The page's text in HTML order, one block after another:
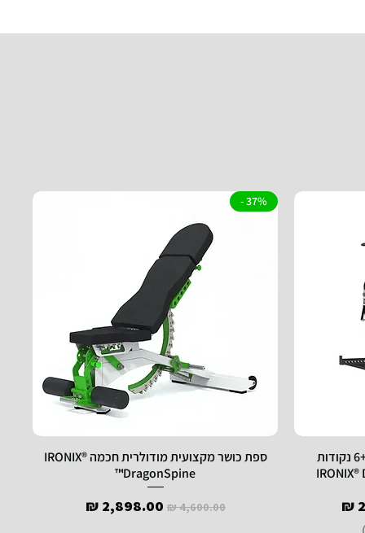
3D מולטי טריינר קומבו מקצועי+6 נקודות
37% -
ספת כושר מקצועית מודולרית חכמה IRONIX®
DragonSpine™
מחיר רגיל‏4,600.00 ‏₪ מחיר מבצע